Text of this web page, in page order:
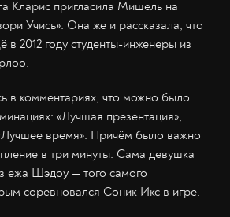
Кларис пригласила Мишель на
Учись». Она же и рассказала, что
в 2012 году студенты-инженеры из
в комментариях, что можно было
«Лучшая презентация»,
время». Причём было важно
в три минуты. Сама девушка
ежа Шэдоу — того самого
соревновался Соник Икс в игре.